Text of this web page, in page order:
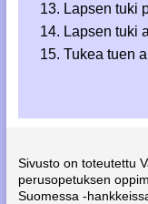
Lapsen tuki
Lapsen tuki
Tukea tuen
Sivusto on toteutettu
perusopetuksen
Suomessa -